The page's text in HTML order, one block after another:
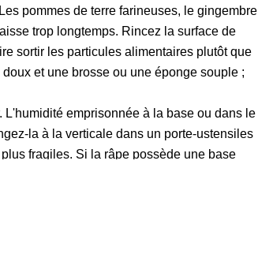
pommes de terre farineuses, le gingembre
trop longtemps. Rincez la surface de
sortir les particules alimentaires plutôt que
et une brosse ou une éponge souple ;
emprisonnée à la base ou dans le
la à la verticale dans un porte-ustensiles
fragiles. Si la râpe possède une base